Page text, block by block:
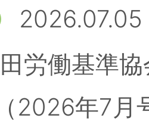
2026.07.05
労働基準
2026年7月